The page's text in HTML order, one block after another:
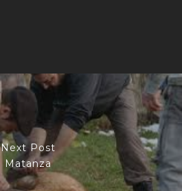
Next Post
Matanza